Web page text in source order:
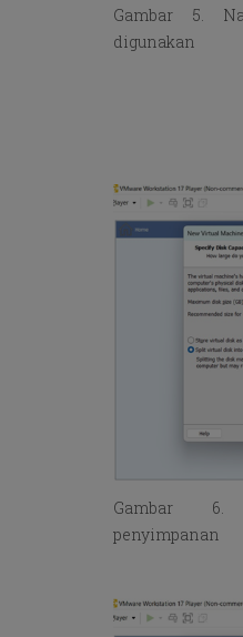
Gambar 5.
digunakan
Gambar 6.
penyimpanan